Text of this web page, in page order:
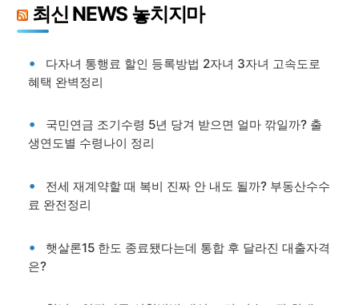
최신 NEWS 놓치지마
다자녀 통행료 할인 등록방법 2자녀 3자녀 고속도로
혜택 완벽정리
국민연금 조기수령 5년 당겨 받으면 얼마 깎일까? 출
생연도별 수령나이 정리
전세 재계약할 때 복비 진짜 안 내도 될까? 부동산수수
료 완전정리
햇살론15 한도 종료됐다는데 통합 후 달라진 대출자격
은?